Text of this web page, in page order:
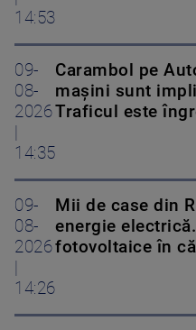
14:53
09-
08-
2026
14:35
Carambol pe
mașini sunt
Traficul este
09-
08-
2026
14:26
Mii de case din
energie
fotovoltaice în